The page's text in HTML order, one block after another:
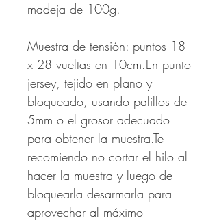
madeja de 100g.
Muestra de tensión: puntos 18
x 28 vueltas en 10cm.En punto
jersey, tejido en plano y
bloqueado, usando palillos de
5mm o el grosor adecuado
para obtener la muestra.Te
recomiendo no cortar el hilo al
hacer la muestra y luego de
bloquearla desarmarla para
aprovechar al máximo